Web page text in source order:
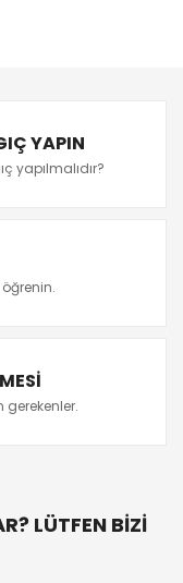
YAPIN
yapılmalıdır?
LÜTFEN BİZİ